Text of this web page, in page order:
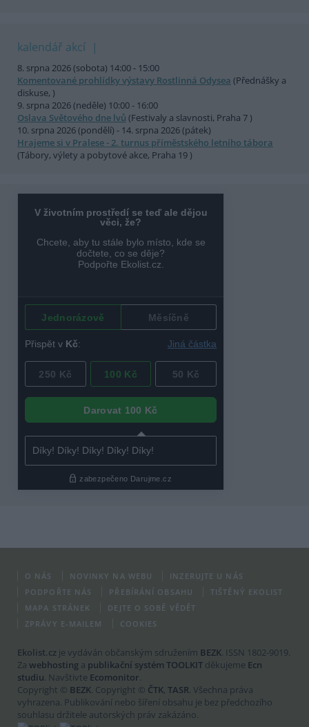
kalendář akcí
8. srpna 2026 (sobota) 14:00 - 15:00
Komentované prohlídky výstavy Rostlinná Odysea (Přednášky a
diskuse, )
9. srpna 2026 (neděle) 10:00 - 16:00
Oslava Světového dne lvů (Festivaly a slavnosti, Praha 7 )
10. srpna 2026 (pondělí) - 14. srpna 2026 (pátek)
Hrajeme si v Pralese - 2. turnus příměstského letního tábora
(Tábory, výlety a pobytové akce, Praha 19 )
O NÁS NOVINKY NA WEBU
INZERUJTE U NÁS
PODPOŘTE NÁS
PŘEBÍRÁNÍ OBSAHU
TIŠTĚNÝ EKOLIST
MAPA STRÁNEK
DEJTE O SOBĚ VĚDĚT
ZPRÁVY E-MAILEM
COOKIES
Ekolist.cz je vydáván občanským sdružením BEZK. ISSN 1802-9019.
Za webhosting a publikační systém TOOLKIT děkujeme Ecn
studiu. Navštivte Ecomonitor.
Copyright © BEZK. Copyright © ČTK, TASR. Všechna práva
vyhrazena. Publikování nebo šíření obsahu je bez předchozího
souhlasu držitele autorských práv zakázáno.